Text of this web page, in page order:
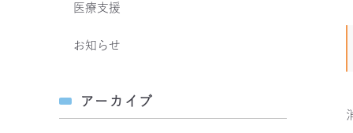
医療支援
お知らせ
アーカイブ